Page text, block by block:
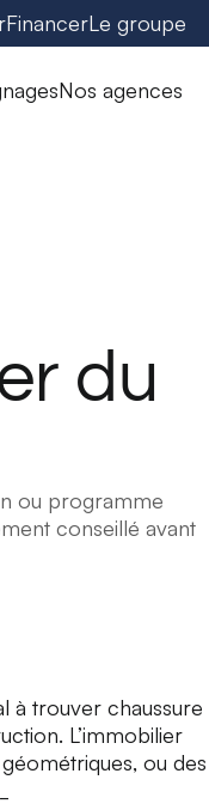
FinancerLe groupe
Nos agences
du
ou programme
conseillé avant
à trouver chaussure
L’immobilier
ou des